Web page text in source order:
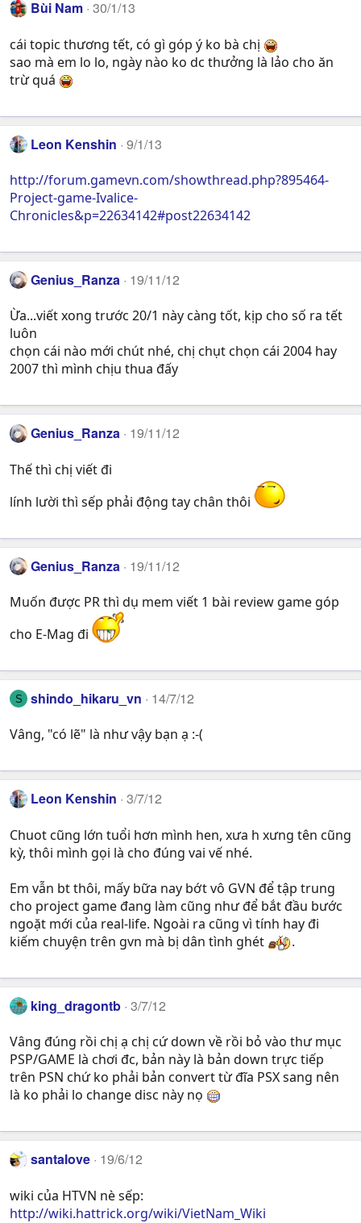
Bùi Nam 30/1/13
cái topic thương tết, có gì góp ý ko bà chị
sao mà em lo lo, ngày nào ko dc thưởng là lảo cho ăn
trừ quá
Leon Kenshin 9/1/13
http://forum.gamevn.com/showthread.php?895464-
Project-game-Ivalice-
Chronicles&p=22634142#post22634142
Genius_Ranza 19/11/12
Ừa...viết xong trước 20/1 này càng tốt, kịp cho số ra tết
luôn
chọn cái nào mới chút nhé, chị chụt chọn cái 2004 hay
2007 thì mình chịu thua đấy
Genius_Ranza 19/11/12
Thế thì chị viết đi
lính lười thì sếp phải động tay chân thôi
Genius_Ranza 19/11/12
Muốn được PR thì dụ mem viết 1 bài review game góp
cho E-Mag đi
S shindo_hikaru_vn 14/7/12
Vâng, "có lẽ" là như vậy bạn ạ :-(
Leon Kenshin 3/7/12
Chuot cũng lớn tuổi hơn mình hen, xưa h xưng tên cũng
kỳ, thôi mình gọi là cho đúng vai vế nhé.
Em vẫn bt thôi, mấy bữa nay bớt vô GVN để tập trung
cho project game đang làm cũng như để bắt đầu bước
ngoặt mới của real-life. Ngoài ra cũng vì tính hay đi
kiếm chuyện trên gvn mà bị dân tình ghét
.
king_dragontb 3/7/12
Vâng đúng rồi chị ạ chị cứ down về rồi bỏ vào thư mục
PSP/GAME là chơi đc, bản này là bản down trực tiếp
trên PSN chứ ko phải bản convert từ đĩa PSX sang nên
là ko phải lo change disc này nọ
santalove 19/6/12
wiki của HTVN nè sếp:
http://wiki.hattrick.org/wiki/VietNam_Wiki